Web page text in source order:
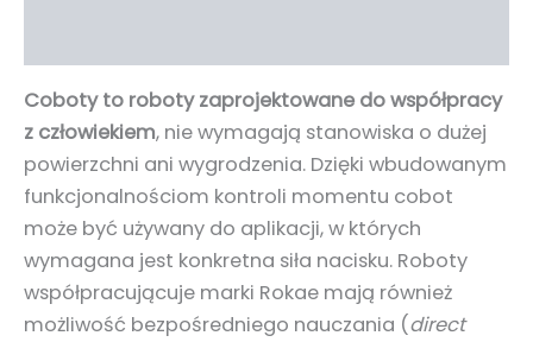
Coboty to roboty zaprojektowane do współpracy
z człowiekiem, nie wymagają stanowiska o dużej
powierzchni ani wygrodzenia. Dzięki wbudowanym
funkcjonalnościom kontroli momentu cobot
może być używany do aplikacji, w których
wymagana jest konkretna siła nacisku. Roboty
współpracującuje marki Rokae mają również
możliwość bezpośredniego nauczania (direct